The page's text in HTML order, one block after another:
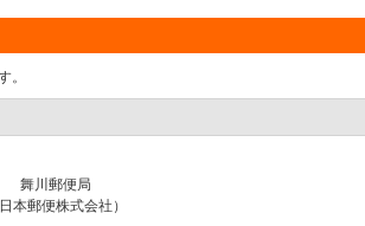
舞川郵便局
日本郵便株式会社）